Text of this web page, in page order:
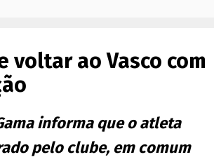
voltar ao Vasco com
informa que o atleta
pelo clube, em comum